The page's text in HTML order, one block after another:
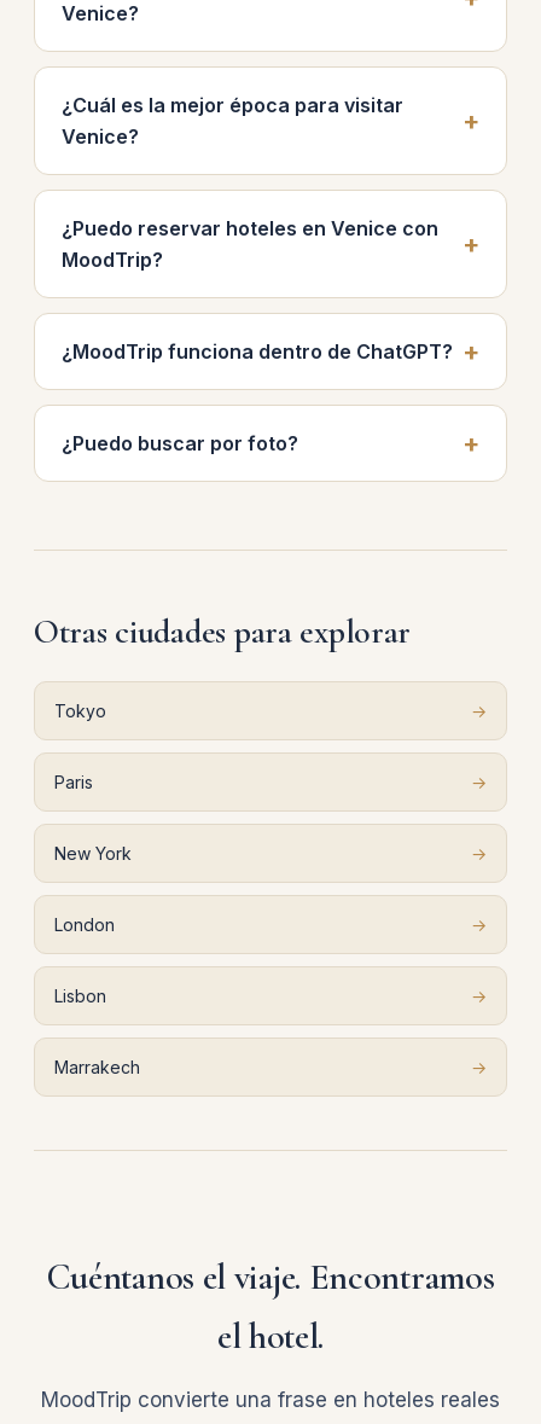
Venice?
¿Cuál es la mejor época para visitar
Venice?
¿Puedo reservar hoteles en Venice con
MoodTrip?
¿MoodTrip funciona dentro de ChatGPT?
¿Puedo buscar por foto?
Otras ciudades para explorar
Tokyo →
Paris →
New York →
London →
Lisbon →
Marrakech →
Cuéntanos el viaje. Encontramos
el hotel.
MoodTrip convierte una frase en hoteles reales